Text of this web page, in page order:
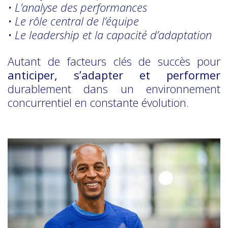
• L’analyse des performances
• Le rôle central de l’équipe
• Le leadership et la capacité d’adaptation
Autant de facteurs clés de succès pour
anticiper, s’adapter et performer
durablement dans un environnement
concurrentiel en constante évolution.